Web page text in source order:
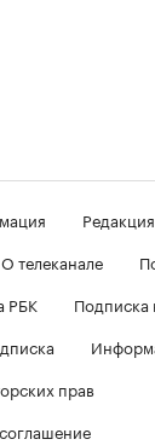
Редакция
О телеканале
РБК
Подписка
прав